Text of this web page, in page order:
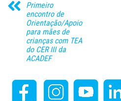
Primeiro
encontro de
Orientação/Apoio
para mães de
crianças com TEA
do CER III da
ACADEF